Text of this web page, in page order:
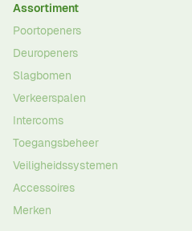
Assortiment
Poortopeners
Deuropeners
Slagbomen
Verkeerspalen
Intercoms
Toegangsbeheer
Veiligheidssystemen
Accessoires
Merken